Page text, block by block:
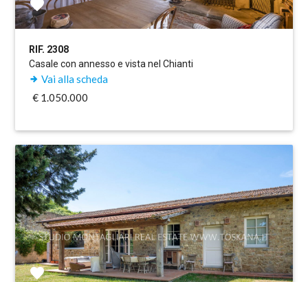
RIF. 2308
Casale con annesso e vista nel Chianti
Vai alla scheda
€ 1.050.000